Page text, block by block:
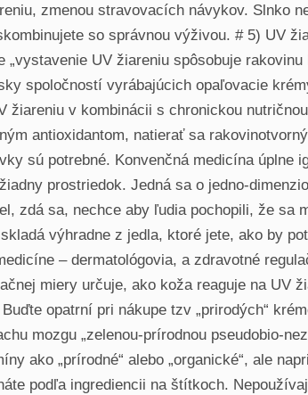
zmenou stravovacích návykov. Slnko
so správnou výživou. # 5) UV
UV žiareniu spôsobuje
spoločností vyrábajúcich opaľovacie
žiareniu v kombinácii s chronickou
antioxidantom, natierať sa
sú potrebné. Konvenčná medicína úplne
prostriedok. Jedná sa o jedno-
zdá sa, nechce aby ľudia pochopili, že sa
výhradne z jedla, ktoré jete, ako by
– dermatológovia, a zdravotné
miery určuje, ako koža reaguje na UV
opatrní pri nákupe tzv „prirodých“
mozgu „zelenou-prírodnou pseudobio-
ako „prírodné“ alebo „organické“, ale
podľa ingrediencii na štítkoch.